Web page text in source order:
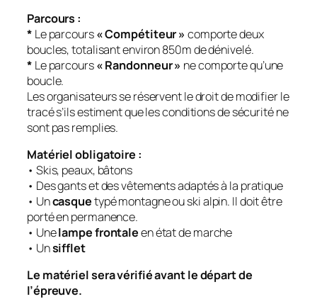
Parcours :
* Le parcours« Compétiteur » comporte deux
boucles, totalisant environ 850m de dénivelé.
* Le parcours« Randonneur » ne comporte qu’une
boucle.
Les organisateurs se réservent le droit de modifier le
tracé s’ils estiment que les conditions de sécurité ne
sont pas remplies.
Matériel obligatoire :
• Skis, peaux, bâtons
• Des gants et des vêtements adaptés à la pratique
• Uncasquetypé montagne ou ski alpin. Il doit être
porté en permanence.
• Unelampe frontaleen état de marche
• Unsifflet
Le matériel sera vérifié avant le départ de
l’épreuve.